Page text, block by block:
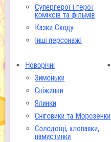
Супергерої і герої
коміксів та фільмів
Казки Сходу
Інші персонажі
Новорічні
Зимоньки
Сніжинки
Ялинки
Сніговики та Морозенки
Солодощі, хлопавки,
намистинки